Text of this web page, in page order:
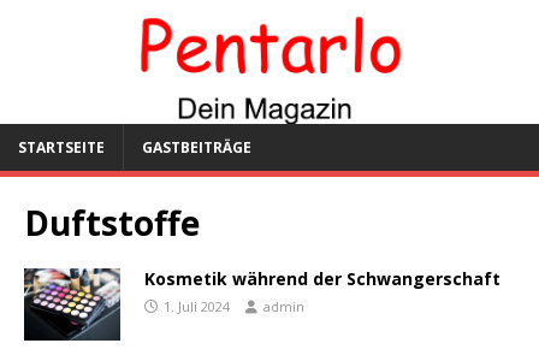
STARTSEITE GASTBEITRÄGE
Duftstoffe
Kosmetik während der Schwangerschaft
1. Juli 2024 admin